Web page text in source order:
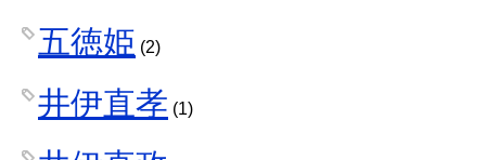
五徳姫 (2)
井伊直孝 (1)